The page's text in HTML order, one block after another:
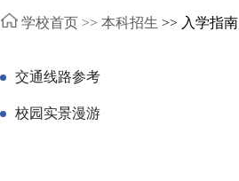
学校首页 >> 本科招生 >> 入学指南
交通线路参考
校园实景漫游